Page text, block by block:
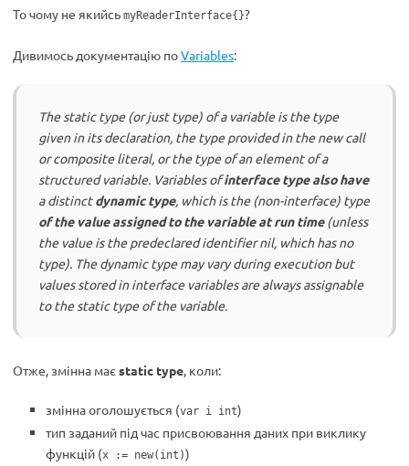
То чому не якийсь myReaderInterface{}?
Дивимось документацію поVariables:
The static type (or just type) of a variable is the type
given in its declaration, the type provided in the new call
or composite literal, or the type of an element of a
structured variable. Variables ofinterface type also have
a distinctdynamic type, which is the (non-interface) type
of the value assigned to the variable at run time(unless
the value is the predeclared identifier nil, which has no
type). The dynamic type may vary during execution but
values stored in interface variables are always assignable
to the static type of the variable.
Отже, змінна маєstatic type, коли:
змінна оголошується (var i int)
тип заданий під час присвоювання даних при виклику
функцій (x := new(int))